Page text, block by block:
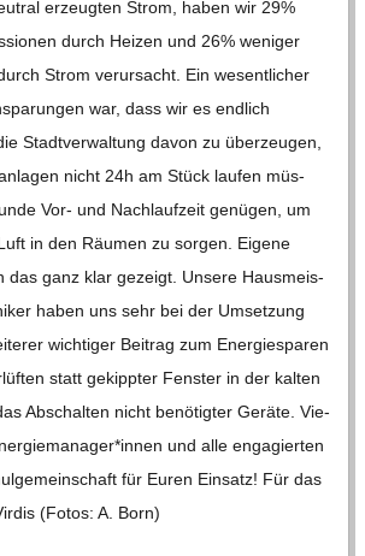
erzeug­ten Strom, haben wir 29%
durch Hei­zen und 26% weni­ger
Strom ver­ur­sacht. Ein wesent­li­cher
war, dass wir es end­lich
Stadt­ver­wal­tung davon zu über­zeu­gen,
nicht 24h am Stück lau­fen müs­
Vor- und Nach­lauf­zeit genü­gen, um
in den Räu­men zu sor­gen. Eigene
das ganz klar gezeigt. Unsere Haus­meis­
haben uns sehr bei der Umset­zung
wich­ti­ger Bei­trag zum Ener­gie­spa­ren
statt gekipp­ter Fens­ter in der kal­ten
Abschal­ten nicht benö­tig­ter Geräte. Vie­
und alle enga­gier­ten
für Euren Ein­satz! Für das
(Fotos: A. Born)